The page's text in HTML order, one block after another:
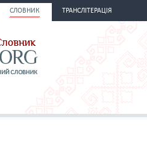
СЛОВНИК ТРАНСЛІТЕРАЦІЯ